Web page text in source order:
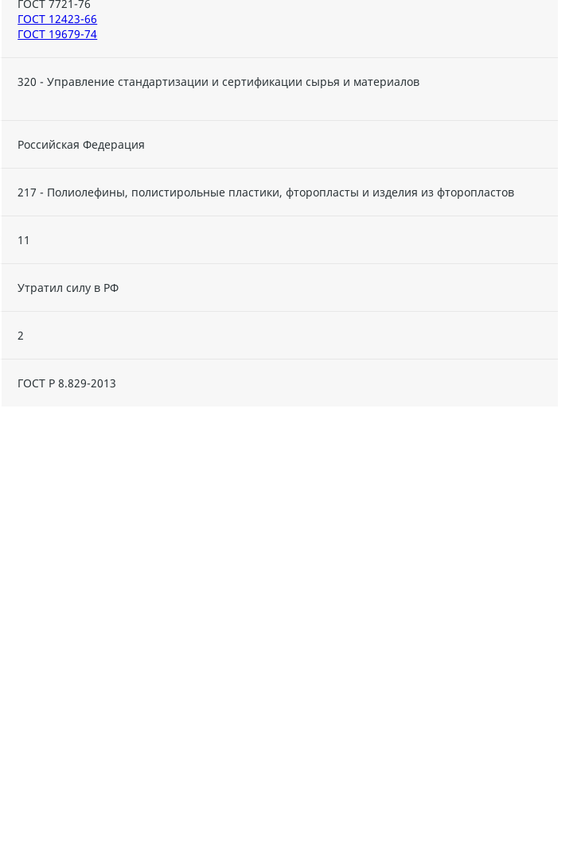
ГОСТ 7721-76
ГОСТ 12423-66
ГОСТ 19679-74
320 - Управление стандартизации и сертификации сырья и материалов
Российская Федерация
217 - Полиолефины, полистирольные пластики, фторопласты и изделия из фторопластов
11
Утратил силу в РФ
2
ГОСТ Р 8.829-2013